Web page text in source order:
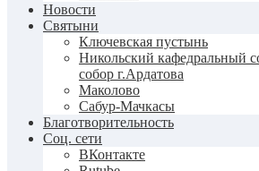
Новости
Святыни
Ключевская пустынь
Никольский кафедральный
собор г.Ардатова
Маколово
Сабур-Мачкасы
Благотворительность
Соц. сети
ВКонтакте